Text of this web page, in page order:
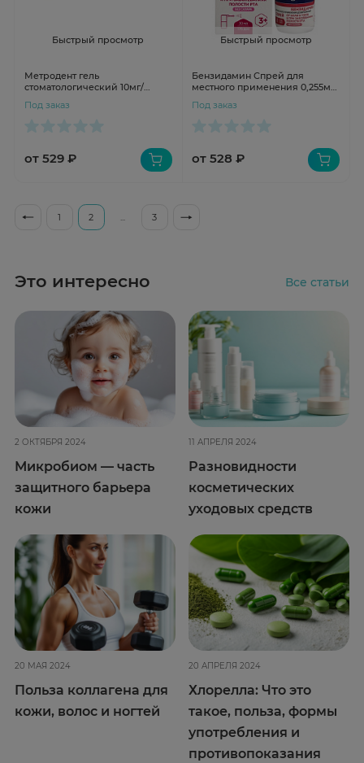
Быстрый просмотр
Метродент гель
стоматологический 10мг/
Под заказ
от 529 ₽
Быстрый просмотр
Бензидамин Спрей для
местного применения 0,255мг/
Под заказ
от 528 ₽
1 2 ... 3
Это интересно Все статьи
2 ОКТЯБРЯ 2024
Микробиом — часть
защитного барьера
кожи
11 АПРЕЛЯ 2024
Разновидности
косметических
уходовых средств
20 МАЯ 2024
Польза коллагена для
кожи, волос и ногтей
20 АПРЕЛЯ 2024
Хлорелла: Что это
такое, польза, формы
употребления и
противопоказания